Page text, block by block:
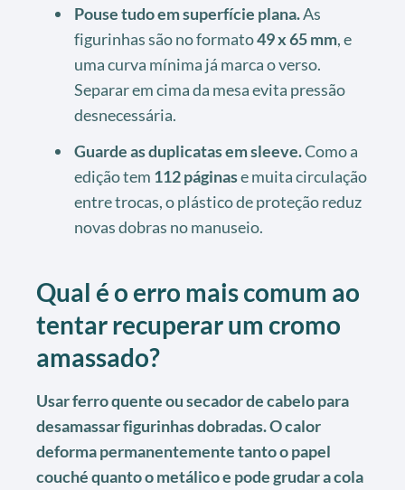
Pouse tudo em superfície plana.As
figurinhas são no formato49 x 65 mm, e
uma curva mínima já marca o verso.
Separar em cima da mesa evita pressão
desnecessária.
Guarde as duplicatas em sleeve.Como a
edição tem 112 páginase muita circulação
entre trocas, o plástico de proteção reduz
novas dobras no manuseio.
Qual é o erro mais comum ao
tentar recuperar um cromo
amassado?
Usar ferro quente ou secador de cabelo para
desamassar figurinhas dobradas. O calor
deforma permanentemente tanto o papel
couché quanto o metálico e pode grudar a cola